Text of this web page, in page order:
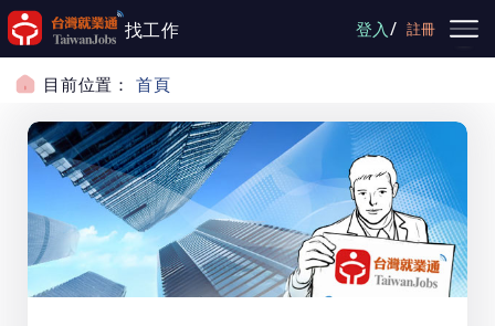
跳到主要內容
找工作 登入/ 註冊
目前位置： 首頁